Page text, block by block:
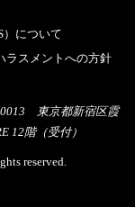
）について
ラスメントへの方針
0013 東京都新宿区霞
12階（受付）
reserved.